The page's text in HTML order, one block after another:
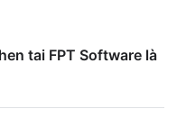
tai FPT Software là